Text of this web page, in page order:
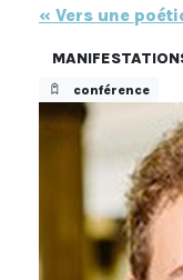
« Vers une
conférence